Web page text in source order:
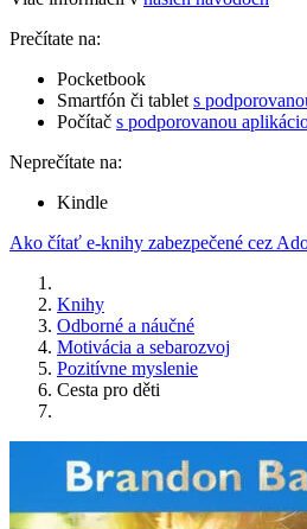
Prečítate na:
Pocketbook
Smartfón či tablet s
Počítač s podporovanou
Neprečítate na:
Kindle
Ako čítať e-knihy zabezpečené cez
Knihy
Odborné a náučné
Motivácia a sebarozvoj
Pozitívne myslenie
Cesta pro děti